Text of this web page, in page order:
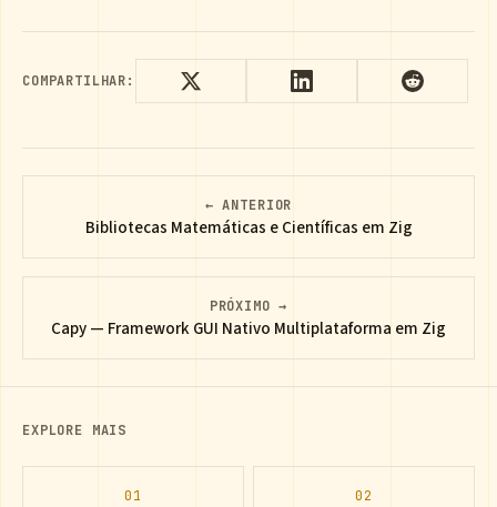
COMPARTILHAR:
← ANTERIOR
Bibliotecas Matemáticas e Científicas em Zig
PRÓXIMO →
Capy — Framework GUI Nativo Multiplataforma em Zig
EXPLORE MAIS
01 02